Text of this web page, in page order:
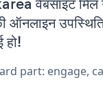
हो!
part: engage,